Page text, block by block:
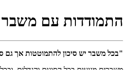
התמודדות עם משבר
"בכל משבר יש סיכון להתמוטטות אך גם